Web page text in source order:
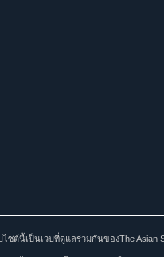
ไซต์นี้เป็นเวบที่ดูแลร่วมกันของThe Asian